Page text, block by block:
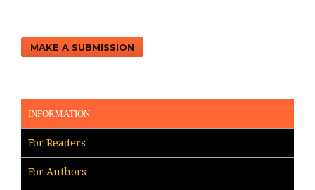
MAKE A SUBMISSION
INFORMATION
For Readers
For Authors